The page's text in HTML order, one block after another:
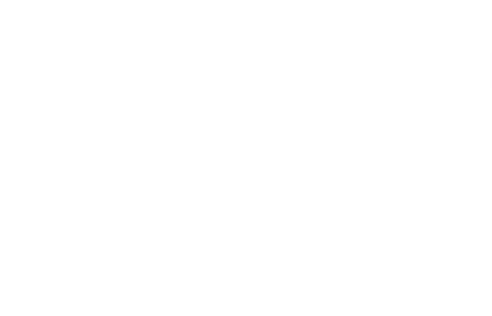
לכל סוג עסק.
להפוך לנטל שמקשה